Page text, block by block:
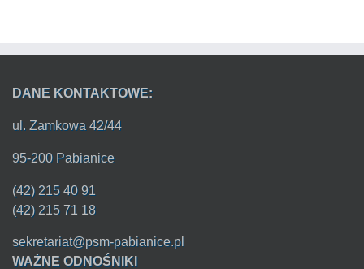
DANE KONTAKTOWE:
ul. Zamkowa 42/44
95-200 Pabianice
(42) 215 40 91
(42) 215 71 18
sekretariat@psm-pabianice.pl
WAŻNE ODNOŚNIKI